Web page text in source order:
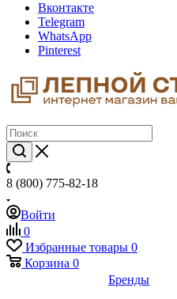
Вконтакте
Telegram
WhatsApp
Pinterest
8 (800) 775-82-18
Войти
0
Избранные товары 0
Корзина 0
Бренды